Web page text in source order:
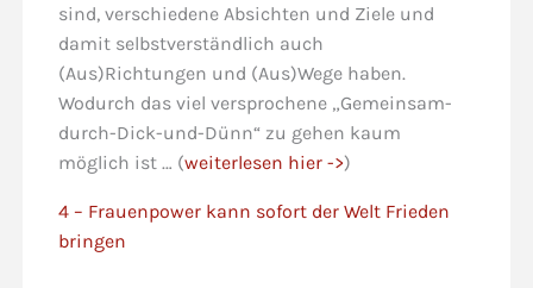
sind, verschiedene Absichten und Ziele und
damit selbstverständlich auch
(Aus)Richtungen und (Aus)Wege haben.
Wodurch das viel versprochene „Gemeinsam-
durch-Dick-und-Dünn“ zu gehen kaum
möglich ist … (weiterlesen hier ->)
4 – Frauenpower kann sofort der Welt Frieden
bringen